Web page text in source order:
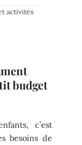
activités
budget
c’est
besoins de